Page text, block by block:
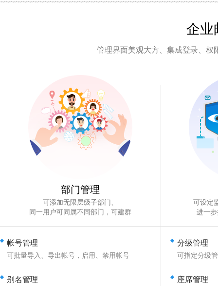
企业
管理界面美观大方、集成登录、
部门管理
可添加无限层级子部门、
同一用户可同属不同部门，可建群
帐号管理
可批量导入、导出帐号，启用、禁用帐号
别名管理
可设定
进一
分级管理
可指定分级
座席管理